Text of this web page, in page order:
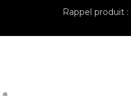
Rappel produit :